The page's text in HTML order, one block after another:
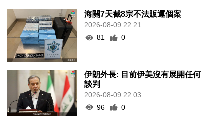
海關7天截8宗不法販運個案
2026-08-09 22:21
81
0
伊朗外長: 目前伊美沒有展開任何
談判
2026-08-09 22:03
96
0